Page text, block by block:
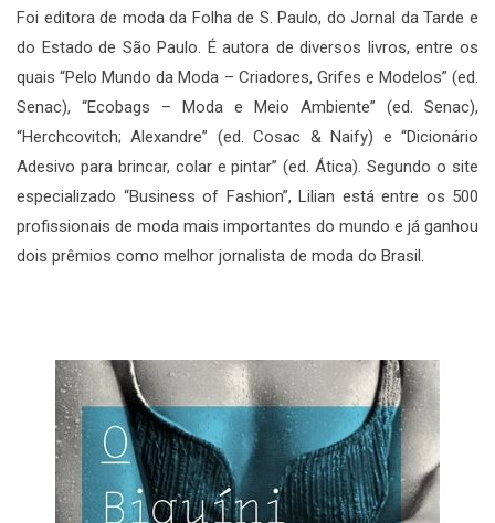
Foi editora de moda da Folha de S. Paulo, do Jornal da Tarde e
do Estado de São Paulo. É autora de diversos livros, entre os
quais “Pelo Mundo da Moda – Criadores, Grifes e Modelos” (ed.
Senac), “Ecobags – Moda e Meio Ambiente” (ed. Senac),
“Herchcovitch; Alexandre” (ed. Cosac & Naify) e “Dicionário
Adesivo para brincar, colar e pintar” (ed. Ática). Segundo o site
especializado “Business of Fashion”, Lilian está entre os 500
profissionais de moda mais importantes do mundo e já ganhou
dois prêmios como melhor jornalista de moda do Brasil.